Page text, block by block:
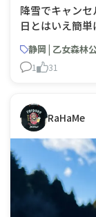
降雪でキャン
日とはいえ簡
したが 「AC
浄便座のトイレ
ん。私は満足し
静岡 | 乙女森林
1 31
RaHaMe